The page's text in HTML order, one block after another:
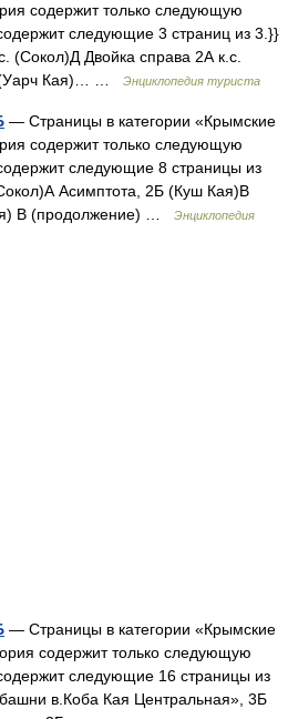
содержит только следующую
следующие 3 страниц из 3.}}
(Сокол)Д Двойка справа 2А к.с.
(Уарч Кая)… …
Энциклопедия туриста
— Страницы в категории «Крымские
содержит только следующую
следующие 8 страницы из
Асимптота, 2Б (Куш Кая)В
В (продолжение) …
Энциклопедия
— Страницы в категории «Крымские
содержит только следующую
следующие 16 страницы из
в.Коба Кая Центральная», 3Б